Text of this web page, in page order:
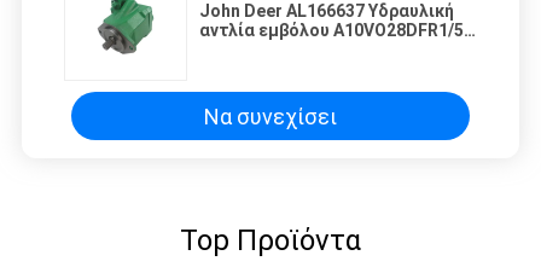
John Deer AL166637 Υδραυλική
αντλία εμβόλου A10VO28DFR1/52
Να συνεχίσει
Top Προϊόντα